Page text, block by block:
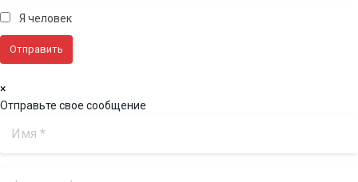
Я человек
×
Отправьте свое сообщение